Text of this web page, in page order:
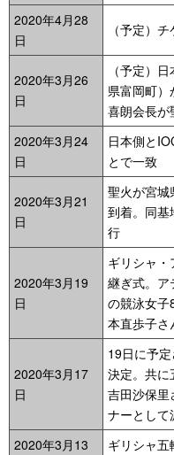
2020年4月28
日
（予定）
2020年3月26
日
（予定）
県富岡町
喜朗会長が
2020年3月24
日
日本側と
とで一致
2020年3月21
日
聖火が宮城
到着。同基
行
2020年3月19
日
ギリシャ・
継ぎ式。ア
の競泳女子
本直歩子さ
2020年3月17
日
19日に予
決定。共に
吉田沙保里
ナーとして
2020年3月13
ギリシャ